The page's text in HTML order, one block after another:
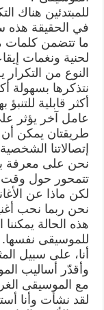
للمبتدئين هناك
في الحقيقة هذه
ما تتضمن
لحنية ونغمات
النوع من
نتذكرها بسهولة
أكثر قابلية للتنبؤ
عامل آخر يؤثر
طريقتان يمكن
إتصالاتنا
نحن على معرفة
تتمحور حول وقت
لكن ماذا عن
نحن ربما نحب
هذه الحالة
للموسيقى نفسها.
أنا، على سبيل
وأقدّر أساليب
مع الموسيقى
لقد نشأت وأنا